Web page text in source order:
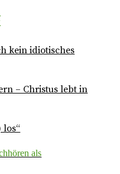
kein idiotisches
– Christus lebt in
los“
als